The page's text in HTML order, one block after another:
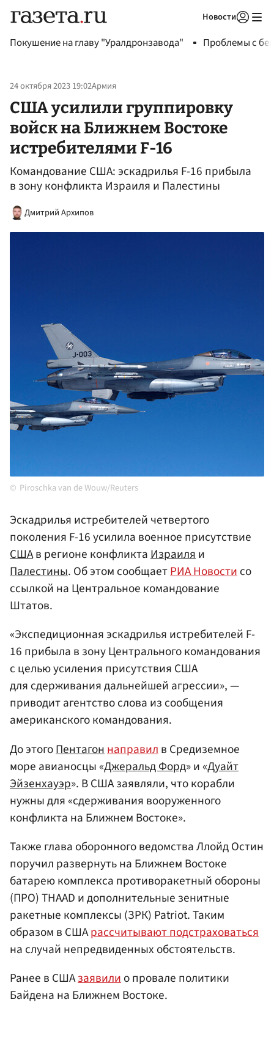
Новости
Покушение на главу "Уралдронзавода" Проблемы с
24 октября 2023 19:02Армия
США усилили группировку
войск на Ближнем Востоке
истребителями F-16
Командование США: эскадрилья F-16 прибыла
в зону конфликта Израиля и Палестины
Дмитрий Архипов
Piroschka van de Wouw/Reuters
Эскадрилья истребителей четвертого
поколения F-16 усилила военное присутствие
СШАв регионе конфликтаИзраиляи
Палестины. Об этом сообщаетРИА Новостисо
ссылкой на Центральное командование
Штатов.
«Экспедиционная эскадрилья истребителей F-
16 прибыла в зону Центрального командования
с целью усиления присутствия США
для сдерживания дальнейшей агрессии», —
приводит агентство слова из сообщения
американского командования.
До этогоПентагон направил в Средиземное
море авианосцы «Джеральд Форд» и «Дуайт
Эйзенхауэр». В США заявляли, что корабли
нужны для «сдерживания вооруженного
конфликта на Ближнем Востоке».
Также глава оборонного ведомства Ллойд Остин
поручил развернуть на Ближнем Востоке
батарею комплекса противоракетный обороны
(ПРО) THAAD и дополнительные зенитные
ракетные комплексы (ЗРК) Patriot. Таким
образом в СШАрассчитывают подстраховаться
на случай непредвиденных обстоятельств.
Ранее в СШАзаявилио провале политики
Байдена на Ближнем Востоке.